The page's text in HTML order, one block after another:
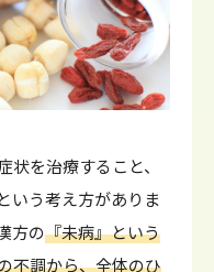
を治療すること、
いう考え方がありま
方の『未病』という
不調から、全体のひ